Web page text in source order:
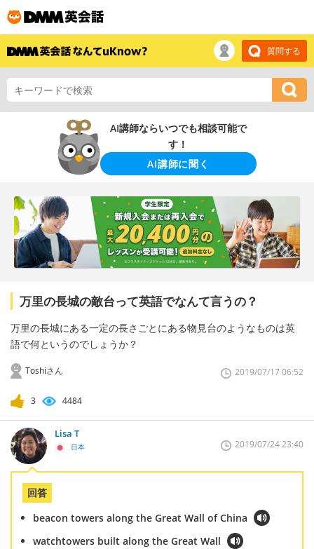
質問する
AI講師ならいつでも相談可能で
す！
AI講師に聞く
万里の長城の敵台って英語でなんて言うの？
万里の長城にある一定の長さごとにある物見台のようなものは英
語で何というのでしょうか？
Toshiさん 2019/07/17 06:52
3 4484
Lisa T
日本 2019/07/24 23:40
回答
beacon towers along the Great Wall of China
watchtowers built along the Great Wall